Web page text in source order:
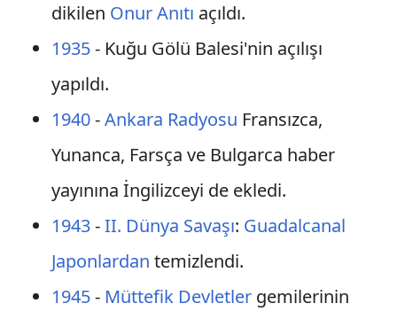
dikilen Onur Anıtı açıldı.
1935- Kuğu Gölü Balesi'nin açılışı
yapıldı.
1940-Ankara Radyosu Fransızca,
Yunanca, Farsça ve Bulgarca haber
yayınına İngilizceyi de ekledi.
1943-II. Dünya Savaşı: Guadalcanal
Japonlardan temizlendi.
1945- Müttefik Devletlergemilerinin